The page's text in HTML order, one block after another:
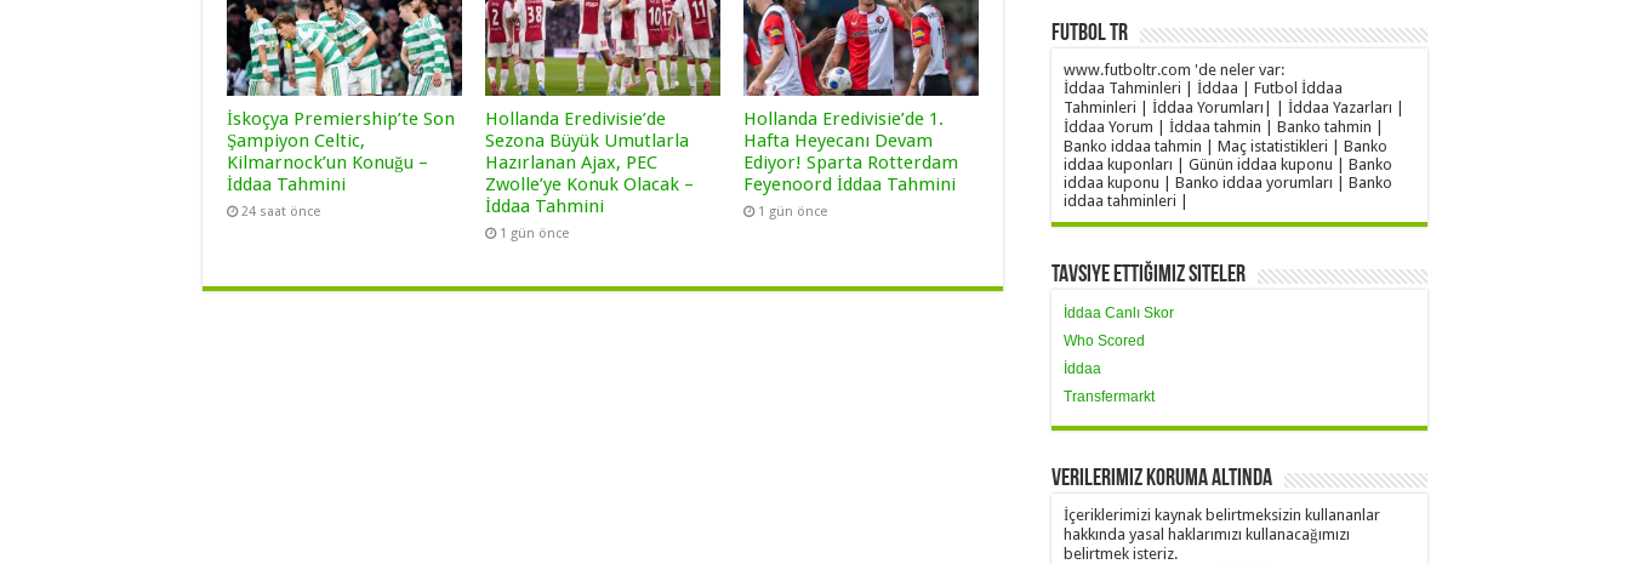
İskoçya Premiership’te Son
Şampiyon Celtic,
Kilmarnock’un Konuğu –
İddaa Tahmini
24 saat önce
Hollanda Eredivisie’de
Sezona Büyük Umutlarla
Hazırlanan Ajax, PEC
Zwolle’ye Konuk Olacak –
İddaa Tahmini
1 gün önce
Hollanda Eredivisie’de 1.
Hafta Heyecanı Devam
Ediyor! Sparta Rotterdam
Feyenoord İddaa Tahmini
1 gün önce
Futbol TR
www.futboltr.com 'de neler var:
İddaa Tahminleri | İddaa | Futbol İddaa
Tahminleri | İddaa Yorumları| | İddaa Yazarları |
İddaa Yorum | İddaa tahmin | Banko tahmin |
Banko iddaa tahmin | Maç istatistikleri | Banko
iddaa kuponları | Günün iddaa kuponu | Banko
iddaa kuponu | Banko iddaa yorumları | Banko
iddaa tahminleri |
Tavsiye Ettiğimiz Siteler
İddaa Canlı Skor
Who Scored
İddaa
Transfermarkt
Verilerimiz Koruma Altında
İçeriklerimizi kaynak belirtmeksizin kullananlar
hakkında yasal haklarımızı kullanacağımızı
belirtmek isteriz.